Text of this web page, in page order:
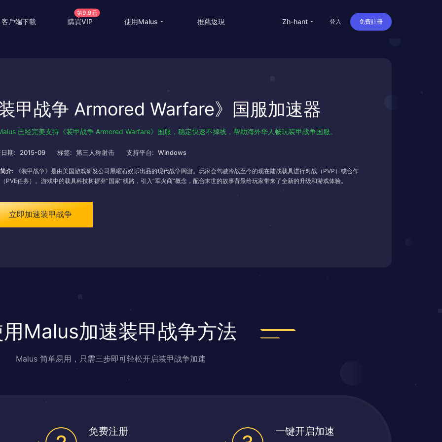
客戶端下載 購買VIP
第9.9元
使用Malus
教育优惠 出国旅行
推薦返現 zh-hant 登入 免費註冊
甲战争 Armored Warfare》国服加速器
已经完美支持《装甲战争 Armored Warfare》国服，稳定快速不掉线，帮助海外华人畅玩装甲战争国服。
期: 2015-09 标签: 第三人称射击 支持平台: Windows
介: 《装甲战争》是由美国游戏研发公司黑曜石娱乐出品的现代战争网游。玩家会驾驶冷战至今的现在陆战载具进行对战（PVP）或合作
PVE任务）。游戏中的载具科技树摒弃“国家”线路，引入“军火商”概念，配合末世的故事背景给玩家带来了全新的升级和游戏体验。
立即加速装甲战争
Malus加速装甲战争方法
Malus 简单易用，只需三步即可轻松开启装甲战争加速
免费注册 一键开启加速